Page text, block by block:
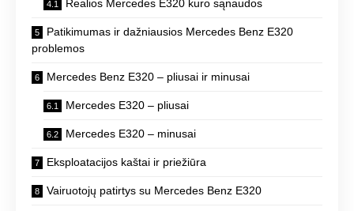
Realios Mercedes E320 kuro sąnaudos
Patikimumas ir dažniausios Mercedes Benz E320
problemos
Mercedes Benz E320 – pliusai ir minusai
Mercedes E320 – pliusai
Mercedes E320 – minusai
Eksploatacijos kaštai ir priežiūra
Vairuotojų patirtys su Mercedes Benz E320